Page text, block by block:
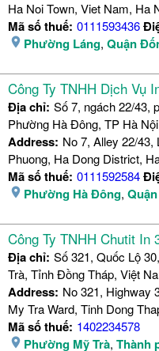
Ha Noi Town, Viet Nam, Ha
Mã số thuế: 0111593436
Phường Láng, Quận
Công Ty TNHH Dịch Vụ
Địa chỉ: Số 7, ngách 22/43,
Phường Hà Đông, TP Hà
Address: No 7, Alley 22/43,
Phuong, Ha Dong District,
Mã số thuế: 0111592584
Phường Hà Đông,
Công Ty TNHH Chutit In
Địa chỉ: Số 321, Quốc Lộ
Trà, Tỉnh Đồng Tháp, Việt
Address: No 321, Highway
My Tra Ward, Tinh Dong
Mã số thuế: 1402234578
Phường Mỹ Trà, Thành